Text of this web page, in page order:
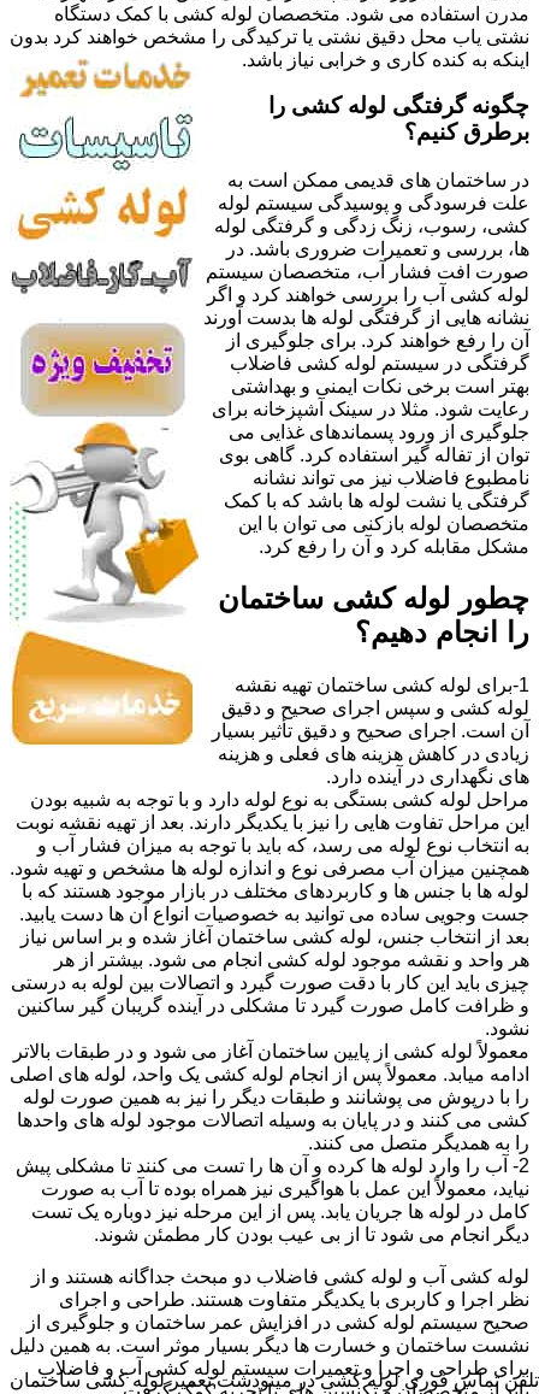
مدرن استفاده می شود. متخصصان لوله کشی با کمک دستگاه
نشتی یاب محل دقیق نشتی یا ترکیدگی را مشخص خواهند کرد بدون
اینکه به کنده کاری و خرابی نیاز باشد.
چگونه گرفتگی لوله کشی را
برطرق کنیم؟
در ساختمان های قدیمی ممکن است به
علت فرسودگی و پوسیدگی سیستم لوله
کشی، رسوب، زنگ زدگی و گرفتگی لوله
ها، بررسی و تعمیرات ضروری باشد. در
صورت افت فشار آب، متخصصان سیستم
لوله کشی آب را بررسی خواهند کرد و اگر
نشانه هایی از گرفتگی لوله ها بدست آورند
آن را رفع خواهند کرد. برای جلوگیری از
گرفتگی در سیستم لوله کشی فاضلاب
بهتر است برخی نکات ایمنی و بهداشتی
رعایت شود. مثلا در سینک آشپزخانه برای
جلوگیری از ورود پسماندهای غذایی می
توان از تفاله گیر استفاده کرد. گاهی بوی
نامطبوع فاضلاب نیز می تواند نشانه
گرفتگی یا نشت لوله ها باشد که با کمک
متخصصان لوله بازکنی می توان با این
مشکل مقابله کرد و آن را رفع کرد.
چطور لوله کشی ساختمان
را انجام دهیم؟
1-برای لوله کشی ساختمان تهیه نقشه
لوله کشی و سپس اجرای صحیح و دقیق
آن است. اجرای صحیح و دقیق تأثیر بسیار
زیادی در کاهش هزینه های فعلی و هزینه
های نگهداری در آینده دارد.
مراحل لوله کشی بستگی به نوع لوله دارد و با توجه به شبیه بودن
این مراحل تفاوت هایی را نیز با یکدیگر دارند. بعد از تهیه نقشه نوبت
به انتخاب نوع لوله می رسد، که باید با توجه به میزان فشار آب و
همچنین میزان آب مصرفی نوع و اندازه لوله ها مشخص و تهیه شود.
لوله ها با جنس ها و کاربردهای مختلف در بازار موجود هستند که با
جست وجویی ساده می توانید به خصوصیات انواع آن ها دست یابید.
بعد از انتخاب جنس، لوله کشی ساختمان آغاز شده و بر اساس نیاز
هر واحد و نقشه موجود لوله کشی انجام می شود. بیشتر از هر
چیزی باید این کار با دقت صورت گیرد و اتصالات بین لوله به درستی
و ظرافت کامل صورت گیرد تا مشکلی در آینده گریبان گیر ساکنین
نشود.
معمولاً لوله کشی از پایین ساختمان آغاز می شود و در طبقات بالاتر
ادامه میابد. معمولاً پس از انجام لوله کشی یک واحد، لوله های اصلی
را با درپوش می پوشانند و طبقات دیگر را نیز به همین صورت لوله
کشی می کنند و در پایان به وسیله اتصالات موجود لوله های واحدها
را به همدیگر متصل می کنند.
2- آب را وارد لوله ها کرده و آن ها را تست می کنند تا مشکلی پیش
نیاید، معمولاً این عمل با هواگیری نیز همراه بوده تا آب به صورت
کامل در لوله ها جریان یابد. پس از این مرحله نیز دوباره یک تست
دیگر انجام می شود تا از بی عیب بودن کار مطمئن شوند.
لوله کشی آب و لوله کشی فاضلاب دو مبحث جداگانه هستند و از
نظر اجرا و کاربری با یکدیگر متفاوت هستند. طراحی و اجرای
صحیح سیستم لوله کشی در افزایش عمر ساختمان و جلوگیری از
نشست ساختمان و خسارت ها دیگر بسیار موثر است. به همین دلیل
برای طراحی و اجرا و تعمیرات سیستم لوله کشی آب و فاضلاب
تلفن تماس فوریلوله کشی در مینودشت,تعمیر لوله کشی ساختمان